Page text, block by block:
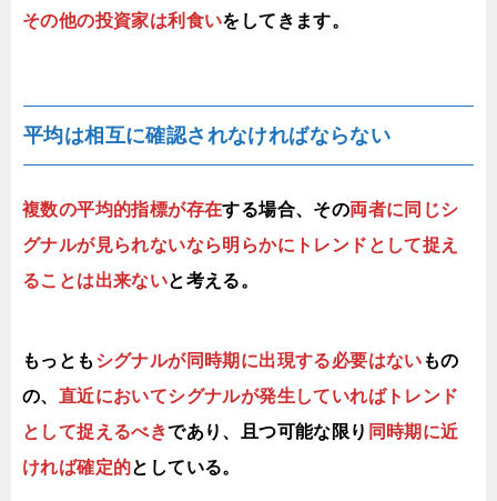
その他の投資家は利食いをしてきます。
平均は相互に確認されなければならない
複数の平均的指標が存在する場合、その両者に同じシ
グナルが見られないなら明らかにトレンドとして捉え
ることは出来ないと考える。
もっとも シグナルが同時期に出現する必要はない もの
の、 直近においてシグナルが発生していればトレンド
として捉えるべきであり、且つ可能な限り 同時期に近
ければ確定的としている。